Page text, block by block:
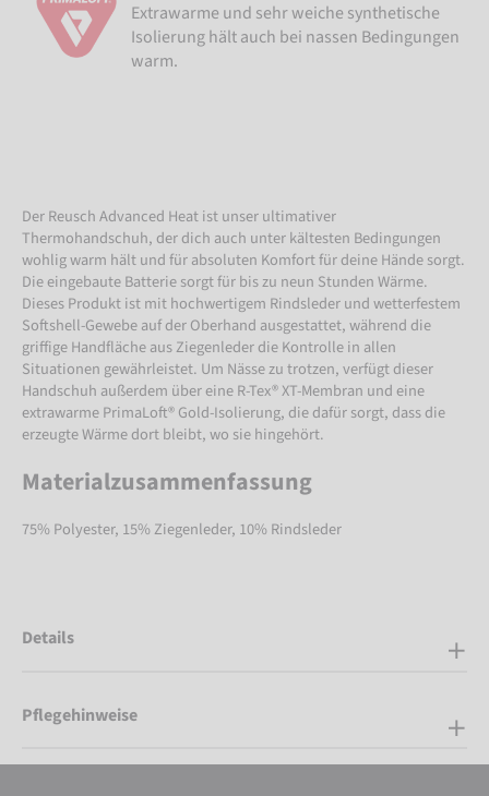
Extrawarme und sehr weiche synthetische
Isolierung hält auch bei nassen Bedingungen
warm.
Der Reusch Advanced Heat ist unser ultimativer
Thermohandschuh, der dich auch unter kältesten Bedingungen
wohlig warm hält und für absoluten Komfort für deine Hände sorgt.
Die eingebaute Batterie sorgt für bis zu neun Stunden Wärme.
Dieses Produkt ist mit hochwertigem Rindsleder und wetterfestem
Softshell-Gewebe auf der Oberhand ausgestattet, während die
griffige Handfläche aus Ziegenleder die Kontrolle in allen
Situationen gewährleistet. Um Nässe zu trotzen, verfügt dieser
Handschuh außerdem über eine R-Tex® XT-Membran und eine
extrawarme PrimaLoft® Gold-Isolierung, die dafür sorgt, dass die
erzeugte Wärme dort bleibt, wo sie hingehört.
Materialzusammenfassung
75% Polyester, 15% Ziegenleder, 10% Rindsleder
Details
Pflegehinweise